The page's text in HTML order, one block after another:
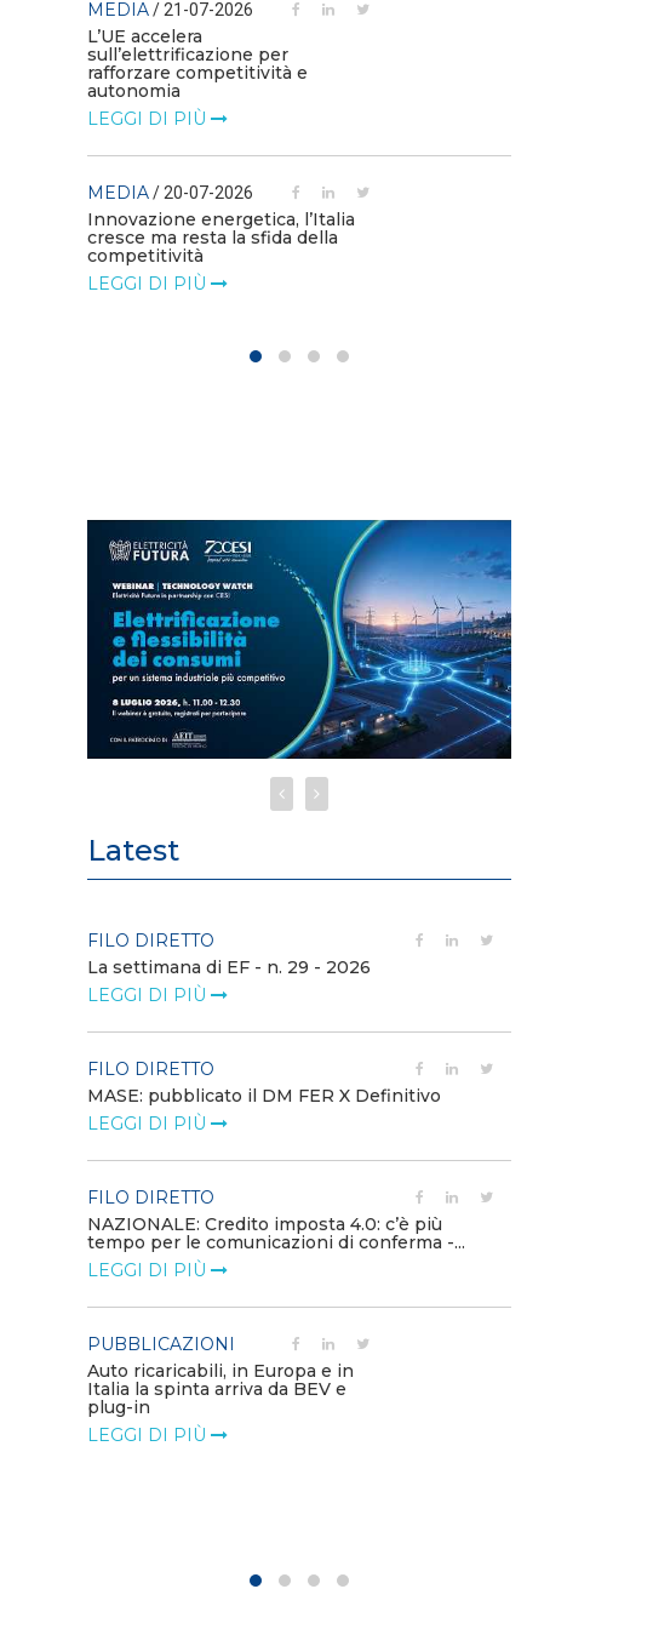
MEDIA/ 21-07-2026
L’UE accelera
sull’elettrificazione per
rafforzare competitività e
autonomia
LEGGI DI PIÙ
MEDIA/ 20-07-2026
Innovazione energetica, l’Italia
cresce ma resta la sfida della
competitività
LEGGI DI PIÙ
Latest
FILO DIRETTO
La settimana di EF - n. 29 - 2026
LEGGI DI PIÙ
FILO DIRETTO
MASE: pubblicato il DM FER X Definitivo
LEGGI DI PIÙ
FILO DIRETTO
NAZIONALE: Credito imposta 4.0: c’è più
tempo per le comunicazioni di conferma -...
LEGGI DI PIÙ
PUBBLICAZIONI
Auto ricaricabili, in Europa e in
Italia la spinta arriva da BEV e
plug-in
LEGGI DI PIÙ